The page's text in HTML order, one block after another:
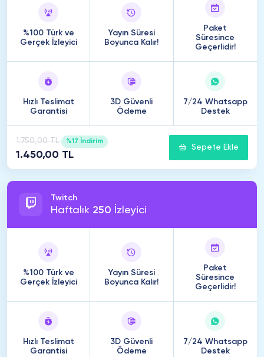
%100 Türk ve
Gerçek İzleyici
Yayın Süresi
Boyunca Kalır!
Paket
Süresince
Geçerlidir!
Hızlı Teslimat
Garantisi
3D Güvenli
Ödeme
7/24 Whatsapp
Destek
1.750,00 TL %17 İndirim
1.450,00 TL
Sepete Ekle
Twitch
Haftalık 250 İzleyici
%100 Türk ve
Gerçek İzleyici
Yayın Süresi
Boyunca Kalır!
Paket
Süresince
Geçerlidir!
Hızlı Teslimat
Garantisi
3D Güvenli
Ödeme
7/24 Whatsapp
Destek